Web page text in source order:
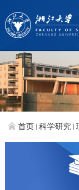
首页 科学研究